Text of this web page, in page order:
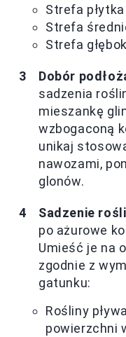
Strefa
Strefa
Strefa
Dobór
sadzenia
mieszankę
wzbogaconą
unikaj
nawozami,
glonów.
Sadzenie
po ażurowe
Umieść je na
zgodnie z
gatunku:
Rośliny
powierzchni